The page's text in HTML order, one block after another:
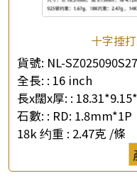
十字捶
貨號: NL-
全長: : 16 inch
長x闊x厚: :
石數: : RD: 1.8mm*1P
18k 约重 : 2.47克 /條